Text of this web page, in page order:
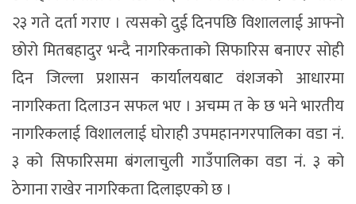
२३ गते दर्ता गराए । त्यसको दुई दिनपछि विशाललाई आफ्नो
छोरो मितबहादुर भन्दै नागरिकताको सिफारिस बनाएर सोही
दिन जिल्ला प्रशासन कार्यालयबाट वंशजको आधारमा
नागरिकता दिलाउन सफल भए । अचम्म त के छ भने भारतीय
नागरिकलाई विशाललाई घोराही उपमहानगरपालिका वडा नं.
३ को सिफारिसमा बंगलाचुली गाउँपालिका वडा नं. ३ को
ठेगाना राखेर नागरिकता दिलाइएको छ ।